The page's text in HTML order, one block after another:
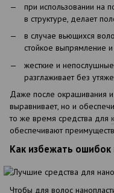
при использовании на
в структуре, делает
в случае вьющихся
стойкое выпрямление
жесткие и
разглаживает без
Даже после окрашивания и
выравнивает, но и
то же время средства для
обеспечивают
Как избежать ошибок
Чтобы для волос